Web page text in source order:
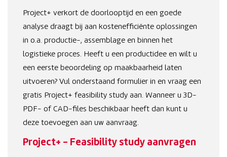
Project+ verkort de doorlooptijd en een goede
analyse draagt bij aan kostenefficiënte oplossingen
in o.a. productie-, assemblage en binnen het
logistieke proces. Heeft u een productidee en wilt u
een eerste beoordeling op maakbaarheid laten
uitvoeren? Vul onderstaand formulier in en vraag een
gratis Project+ feasibility study aan. Wanneer u 3D-
PDF- of CAD-files beschikbaar heeft dan kunt u
deze toevoegen aan uw aanvraag.
Project+ - Feasibility study aanvragen